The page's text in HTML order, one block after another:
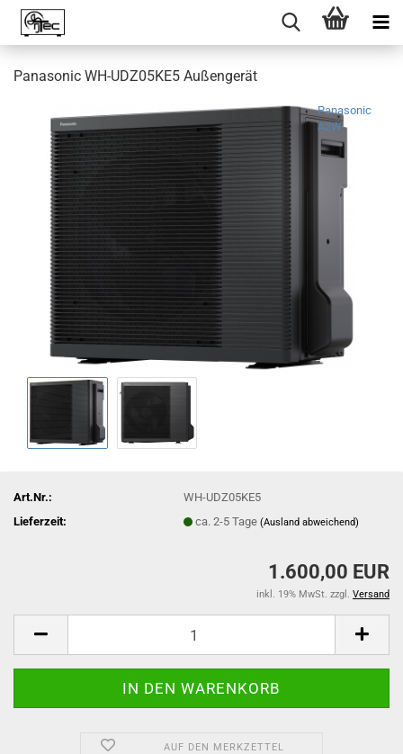
Panasonic WH-UDZ05KE5 Außengerät
Panasonic
A2W
Art.Nr.:
WH-UDZ05KE5
Lieferzeit:
ca. 2-5 Tage(Ausland abweichend)
1.600,00 EUR
inkl. 19% MwSt. zzgl. Versand
AUF DEN MERKZETTEL